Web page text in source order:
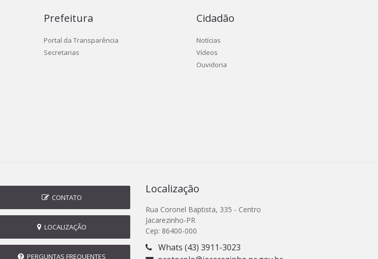
Prefeitura
Portal da Transparência
Secretarias
Cidadão
Notícias
Vídeos
Ouvidoria
CONTATO
LOCALIZAÇÃO
PERGUNTAS FREQUENTES
Localização
Rua Coronel Baptista, 335 - Centro
Jacarezinho-PR
Cep: 86400-000
Whats (43) 3911-3023